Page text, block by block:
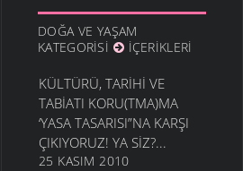
DOĞA VE YAŞAM
KATEGORISI
İÇERIKLERI
KÜLTÜRÜ, TARIHI VE
TABIATI KORU(TMA)MA
‘YASA TASARISI”NA KARŞI
ÇIKIYORUZ! YA SIZ?...
25 KASIM 2010